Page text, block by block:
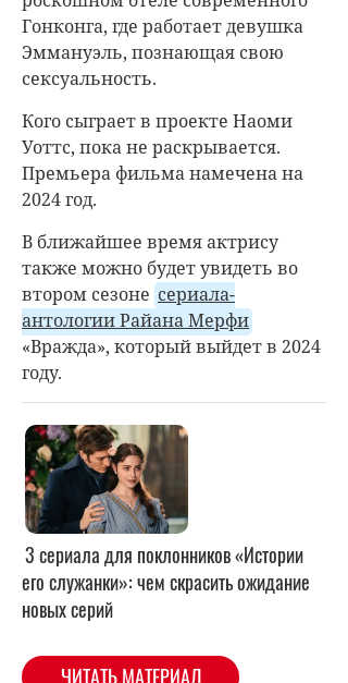
Гонконга, где работает девушка
Эммануэль, познающая свою
сексуальность.
Кого сыграет в проекте Наоми
Уоттс, пока не раскрывается.
Премьера фильма намечена на
2024 год.
В ближайшее время актрису
также можно будет увидеть во
втором сезоне сериала-
антологии Райана Мерфи
«Вражда», который выйдет в 2024
году.